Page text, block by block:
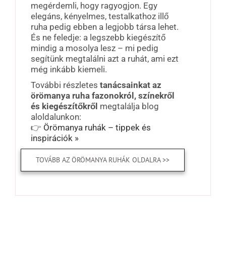
megérdemli, hogy ragyogjon. Egy
elegáns, kényelmes, testalkathoz illő
ruha pedig ebben a legjobb társa lehet.
És ne feledje: a legszebb kiegészítő
mindig a mosolya lesz – mi pedig
segítünk megtalálni azt a ruhát, ami ezt
még inkább kiemeli.
További részletes tanácsainkat az
örömanya ruha fazonokról, színekről
és kiegészítőkről megtalálja blog
aloldalunkon:
👉 Örömanya ruhák – tippek és
inspirációk »
TOVÁBB AZ ÖRÖMANYA RUHÁK OLDALRA >>